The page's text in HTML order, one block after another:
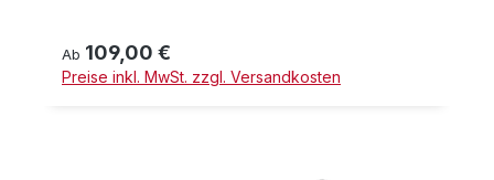
Regulärer Preis:
Ab 109,00 €
Preise inkl. MwSt. zzgl. Versandkosten